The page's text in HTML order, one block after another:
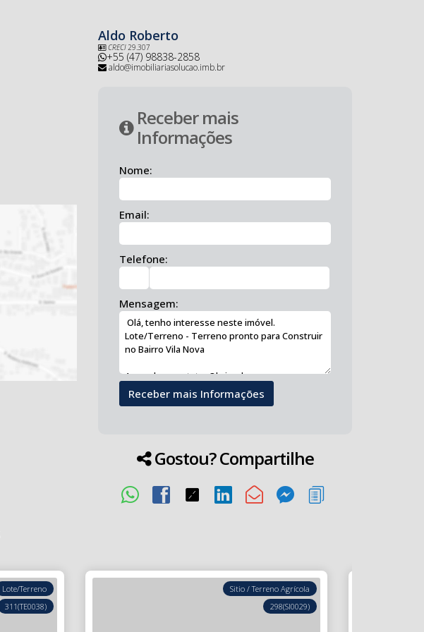
Aldo Roberto
CRECI29.307
+55 (47) 98838-2858
aldo@imobiliariasolucao.imb.br
Receber mais
Informações
Nome:
Email:
Telefone:
Mensagem:
Gostou? Compartilhe
311(TE0038)
Lote/Terreno
298(SI0029)
Sitio / Terreno Agrícola